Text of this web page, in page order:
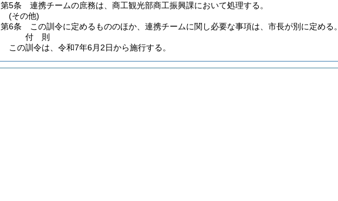
第5条
連携チームの庶務は、商工観光部商工振興課において処理する。
(その他)
第6条
この訓令に定めるもののほか、連携チームに関し必要な事項は、市長が別に定める。
付 則
この訓令は、令和7年6月2日から施行する。